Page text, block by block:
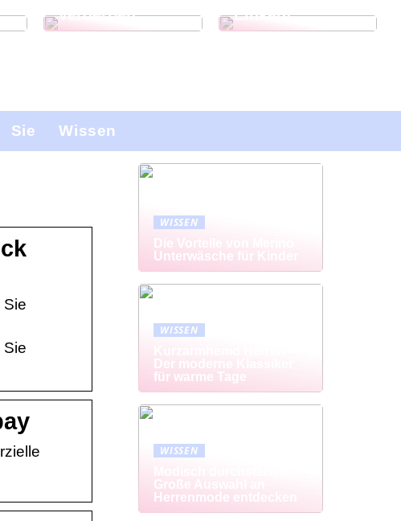
verderben
Einkauf
Sie Wissen
Sie
Sie
WISSEN
Die Vorteile von Merino
Unterwäsche für Kinder
WISSEN
Der moderne Klassiker
für warme Tage
WISSEN
Große Auswahl an
Herrenmode entdecken